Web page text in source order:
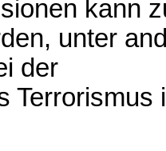
kann
unter
der